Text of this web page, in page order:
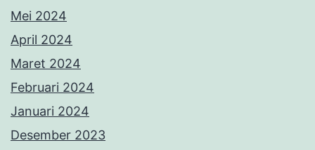
Mei 2024
April 2024
Maret 2024
Februari 2024
Januari 2024
Desember 2023